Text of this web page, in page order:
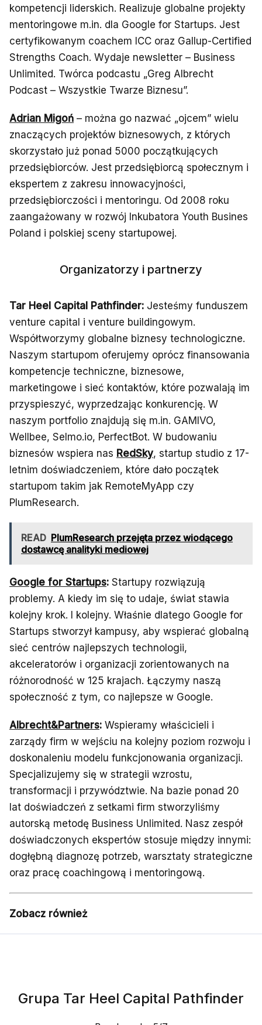
kompetencji liderskich. Realizuje globalne projekty
mentoringowe m.in. dla Google for Startups. Jest
certyfikowanym coachem ICC oraz Gallup-Certified
Strengths Coach. Wydaje newsletter – Business
Unlimited. Twórca podcastu „Greg Albrecht
Podcast – Wszystkie Twarze Biznesu”.
Adrian Migoń – można go nazwać „ojcem” wielu
znaczących projektów biznesowych, z których
skorzystało już ponad 5000 początkujących
przedsiębiorców. Jest przedsiębiorcą społecznym i
ekspertem z zakresu innowacyjności,
przedsiębiorczości i mentoringu. Od 2008 roku
zaangażowany w rozwój Inkubatora Youth Busines
Poland i polskiej sceny startupowej.
Organizatorzy i partnerzy
Tar Heel Capital Pathfinder: Jesteśmy funduszem
venture capital i venture buildingowym.
Współtworzymy globalne biznesy technologiczne.
Naszym startupom oferujemy oprócz finansowania
kompetencje techniczne, biznesowe,
marketingowe i sieć kontaktów, które pozwalają im
przyspieszyć, wyprzedzając konkurencję. W
naszym portfolio znajdują się m.in. GAMIVO,
Wellbee, Selmo.io, PerfectBot. W budowaniu
biznesów wspiera nas RedSky, startup studio z 17-
letnim doświadczeniem, które dało początek
startupom takim jak RemoteMyApp czy
PlumResearch.
READ PlumResearch przejęta przez wiodącego
dostawcę analityki mediowej
Google for Startups: Startupy rozwiązują
problemy. A kiedy im się to udaje, świat stawia
kolejny krok. I kolejny. Właśnie dlatego Google for
Startups stworzył kampusy, aby wspierać globalną
sieć centrów najlepszych technologii,
akceleratorów i organizacji zorientowanych na
różnorodność w 125 krajach. Łączymy naszą
społeczność z tym, co najlepsze w Google.
Albrecht&Partners: Wspieramy właścicieli i
zarządy firm w wejściu na kolejny poziom rozwoju i
doskonaleniu modelu funkcjonowania organizacji.
Specjalizujemy się w strategii wzrostu,
transformacji i przywództwie. Na bazie ponad 20
lat doświadczeń z setkami firm stworzyliśmy
autorską metodę Business Unlimited. Nasz zespół
doświadczonych ekspertów stosuje między innymi:
dogłębną diagnozę potrzeb, warsztaty strategiczne
oraz pracę coachingową i mentoringową.
Zobacz również
Grupa Tar Heel Capital Pathfinder